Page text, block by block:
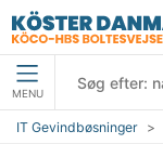
MENU
IT Gevindbøsninger